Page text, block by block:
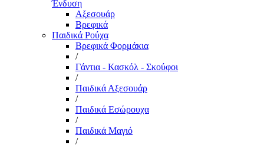
Ένδυση
Αξεσουάρ
Βρεφικά
Παιδικά Ρούχα
Βρεφικά Φορμάκια
/
Γάντια - Κασκόλ - Σκούφοι
/
Παιδικά Αξεσουάρ
/
Παιδικά Εσώρουχα
/
Παιδικά Μαγιό
/